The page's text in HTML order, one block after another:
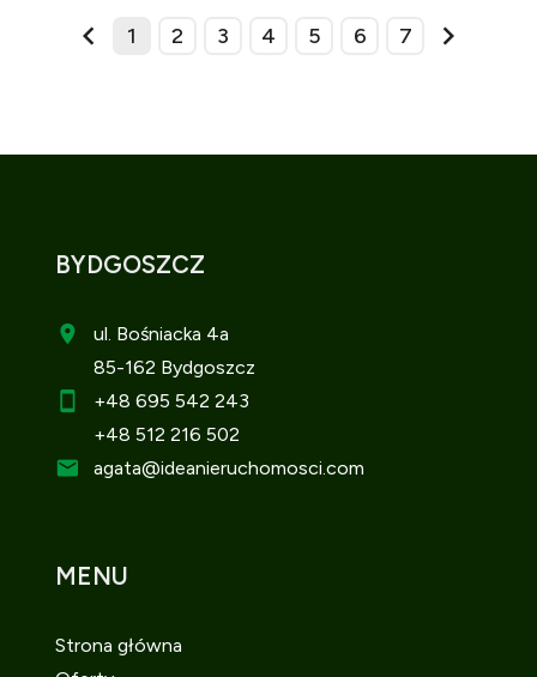
prev
1 2 3 4 5 6 7
next
BYDGOSZCZ
ul. Bośniacka 4a
85-162 Bydgoszcz
+48 695 542 243
+48 512 216 502
agata@ideanieruchomosci.com
MENU
Strona główna